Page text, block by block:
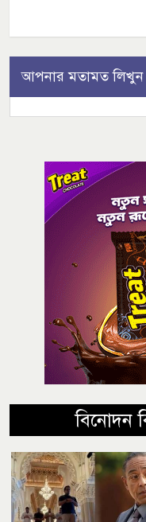
আপনার মতামত লিখুন
বিনোদন